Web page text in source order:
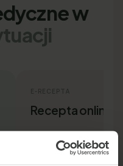
w
E-RECEPTA
Recepta online